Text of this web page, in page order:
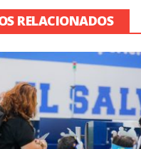
RELACIONADOS